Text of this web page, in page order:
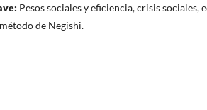
Pesos sociales y eficiencia, crisis sociales,
de Negishi.